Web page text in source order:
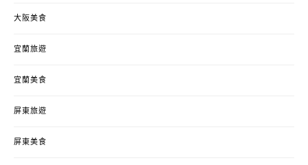
大阪美食
宜蘭旅遊
宜蘭美食
屏東旅遊
屏東美食